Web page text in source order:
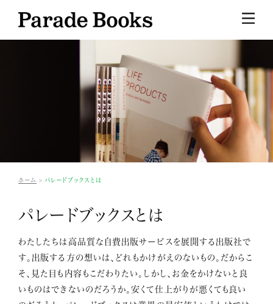
ホーム パレードブックスとは
パレードブックスとは
わたしたちは高品質な自費出版サービスを展開する出版社で
す。出版する方の想いは、どれもかけがえのないもの。だからこ
そ、見た目も内容もこだわりたい。しかし、お金をかけないと良
いものはできないのだろうか。安くて仕上がりが悪くても良い